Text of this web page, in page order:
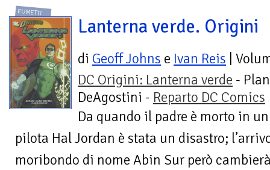
FUMETTI
Lanterna verde. Origini
di Geoff Johns e Ivan Reis |
DC Origini: Lanterna verde -
DeAgostini - Reparto DC Comics
Da quando il padre è morto in
pilota Hal Jordan è stata un disastro;
moribondo di nome Abin Sur però